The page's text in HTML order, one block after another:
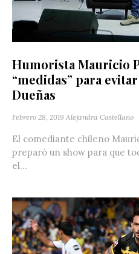
Humorista Mauricio
“medidas” para
Dueñas
Febrero 28, 2019 Alejandra Castellano
El comediante chileno
preparó un show para que
el...